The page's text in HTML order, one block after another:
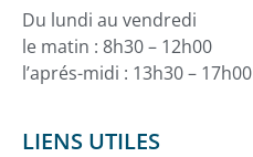
Du lundi au vendredi
le matin : 8h30 – 12h00
l’aprés-midi : 13h30 – 17h00
LIENS UTILES